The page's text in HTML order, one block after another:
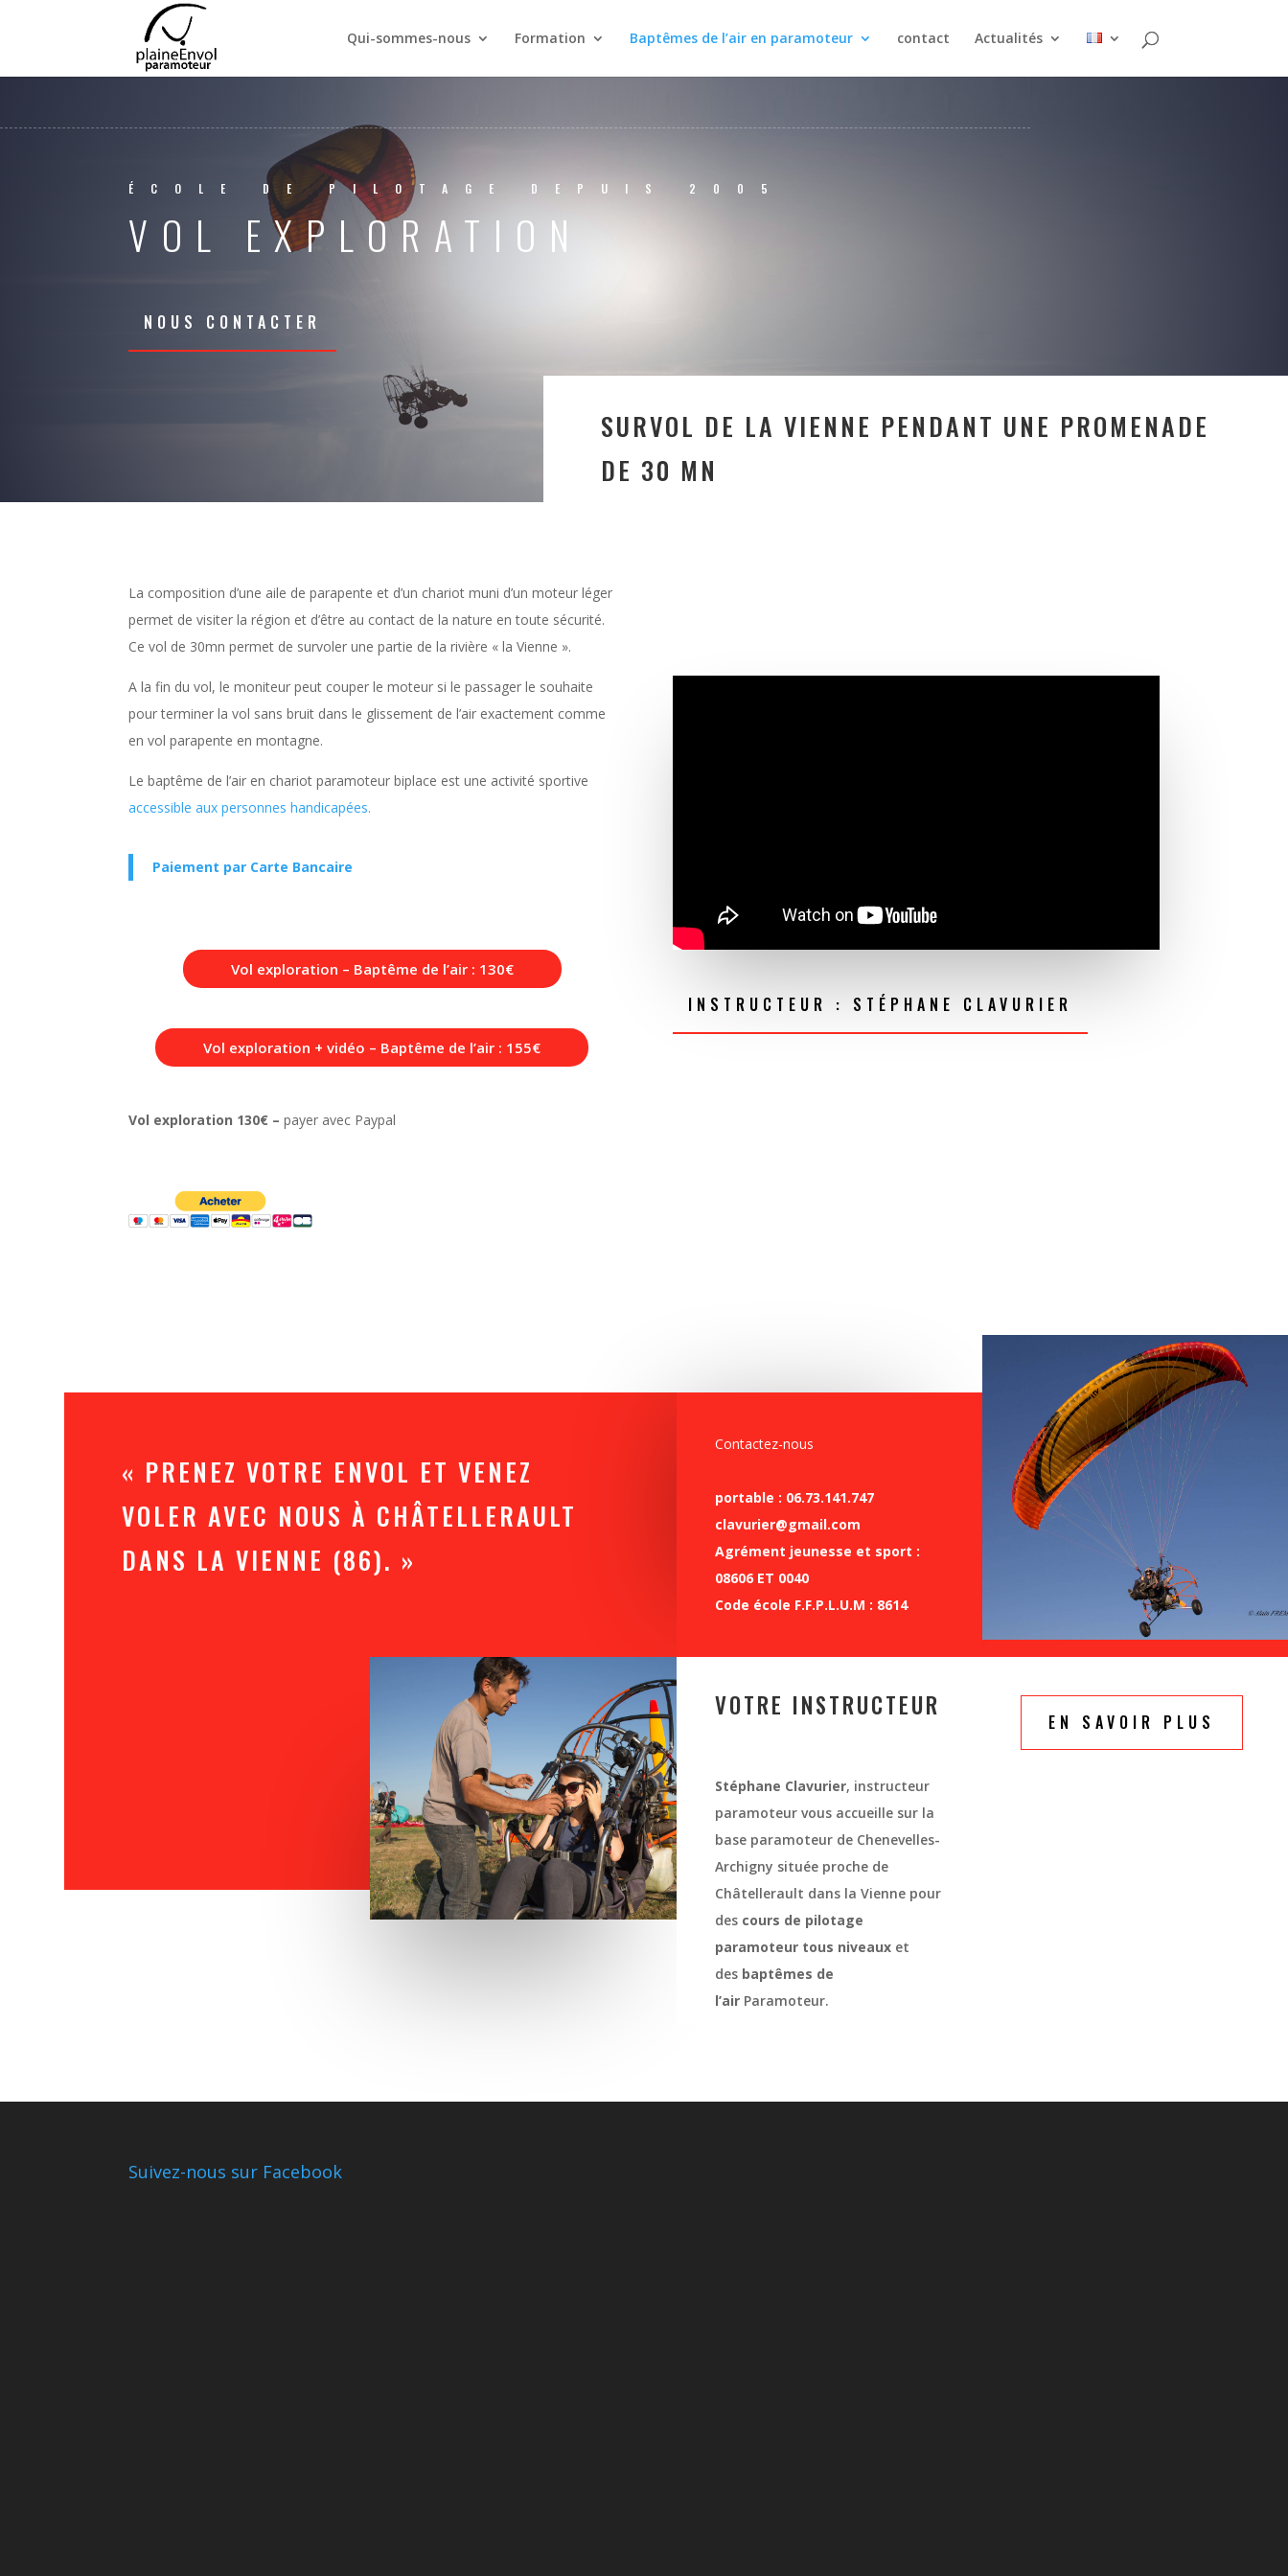
Qui-sommes-nous Formation Baptêmes de l’air en paramoteur contact Actualités
ÉCOLE DE PILOTAGE DEPUIS 2005
VOL EXPLORATION
NOUS CONTACTER
SURVOL DE LA VIENNE PENDANT UNE PROMENADE
DE 30 MN
La composition d’une aile de parapente et d’un chariot muni d’un moteur léger
permet de visiter la région et d’être au contact de la nature en toute sécurité.
Ce vol de 30mn permet de survoler une partie de la rivière « la Vienne ».
A la fin du vol, le moniteur peut couper le moteur si le passager le souhaite
pour terminer la vol sans bruit dans le glissement de l’air exactement comme
en vol parapente en montagne.
Le baptême de l’air en chariot paramoteur biplace est une activité sportive
accessible aux personnes handicapées.
Paiement par Carte Bancaire
Vol exploration – Baptême de l’air : 130€
Vol exploration + vidéo – Baptême de l’air : 155€
Vol exploration 130€ – payer avec Paypal
INSTRUCTEUR : STÉPHANE CLAVURIER
« PRENEZ VOTRE ENVOL ET VENEZ
VOLER AVEC NOUS À CHÂTELLERAULT
DANS LA VIENNE (86). »
Contactez-nous
portable : 06.73.141.747
clavurier@gmail.com
Agrément jeunesse et sport :
08606 ET 0040
Code école F.F.P.L.U.M : 8614
VOTRE INSTRUCTEUR
Stéphane Clavurier, instructeur
paramoteur vous accueille sur la
base paramoteur de Chenevelles-
Archigny située proche de
Châtellerault dans la Vienne pour
des cours de pilotage
paramoteur tous niveaux et
des baptêmes de
l’air Paramoteur.
EN SAVOIR PLUS
Suivez-nous sur Facebook